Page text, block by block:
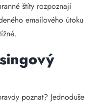
štíty rozpoznají
emailového útoku
poznat? Jednoduše